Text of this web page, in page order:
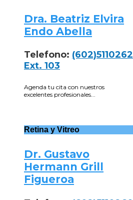
Dra. Beatriz Elvira
Endo Abella
Telefono: (602)5110262
Ext. 103
Agenda tu cita con nuestros
excelentes profesionales...
Retina y Vitreo
Dr. Gustavo
Hermann Grill
Figueroa